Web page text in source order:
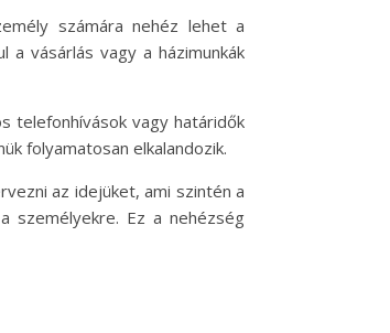
számára nehéz lehet a
a vásárlás vagy a házimunkák
telefonhívások vagy határidők
folyamatosan elkalandozik.
az idejüket, ami szintén a
személyekre. Ez a nehézség